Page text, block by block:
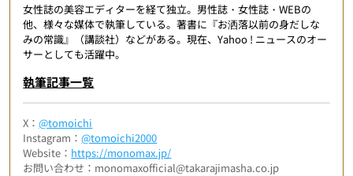
女性誌の美容エディターを経て独立。男性誌・女性誌・WEBの
他、様々な媒体で執筆している。著書に『お洒落以前の身だしな
みの常識』（講談社）などがある。現在、Yahoo ! ニュースのオー
サーとしても活躍中。
執筆記事一覧
X：@tomoichi
Instagram：@tomoichi2000
Website： https://monomax.jp/
お問い合わせ：monomaxofficial@takarajimasha.co.jp